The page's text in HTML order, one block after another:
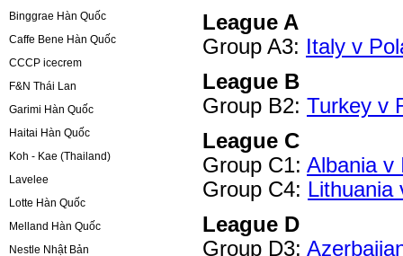
Binggrae Hàn Quốc
Caffe Bene Hàn Quốc
CCCP icecrem
F&N Thái Lan
Garimi Hàn Quốc
Haitai Hàn Quốc
Koh - Kae (Thailand)
Lavelee
Lotte Hàn Quốc
Melland Hàn Quốc
Nestle Nhật Bản
League A
Group A3: Italy v
League B
Group B2: Turkey v
League C
Group C1: Albania v
Group C4: Lithuania
League D
Group D3: